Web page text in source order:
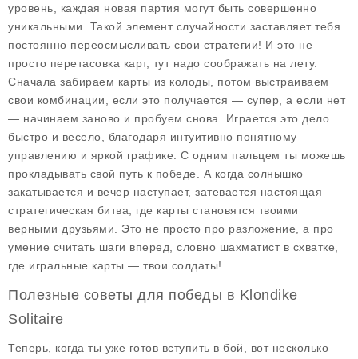
уровень, каждая новая партия могут быть совершенно
уникальными. Такой элемент случайности заставляет тебя
постоянно переосмысливать свои стратегии! И это не
просто перетасовка карт, тут надо соображать на лету.
Сначала забираем карты из колоды, потом выстраиваем
свои комбинации, если это получается — супер, а если нет
— начинаем заново и пробуем снова. Играется это дело
быстро и весело, благодаря интуитивно понятному
управлению и яркой графике. С одним пальцем ты можешь
прокладывать свой путь к победе. А когда солнышко
закатывается и вечер наступает, затевается настоящая
стратегическая битва, где карты становятся твоими
верными друзьями. Это не просто про разложение, а про
умение считать шаги вперед, словно шахматист в схватке,
где игральные карты — твои солдаты!
Полезные советы для победы в Klondike
Solitaire
Теперь, когда ты уже готов вступить в бой, вот несколько